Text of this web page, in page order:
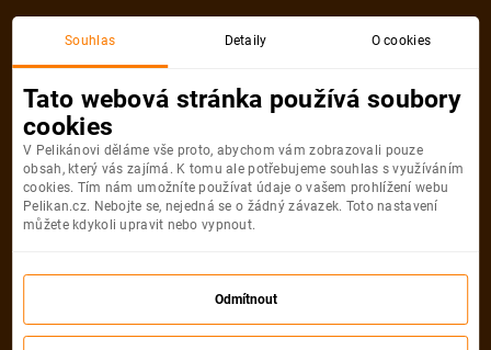
Souhlas Detaily O cookies
Tato webová stránka používá soubory
cookies
V Pelikánovi děláme vše proto, abychom vám zobrazovali pouze
obsah, který vás zajímá. K tomu ale potřebujeme souhlas s využíváním
cookies. Tím nám umožníte používat údaje o vašem prohlížení webu
Pelikan.cz. Nebojte se, nejedná se o žádný závazek. Toto nastavení
můžete kdykoli upravit nebo vypnout.
Odmítnout